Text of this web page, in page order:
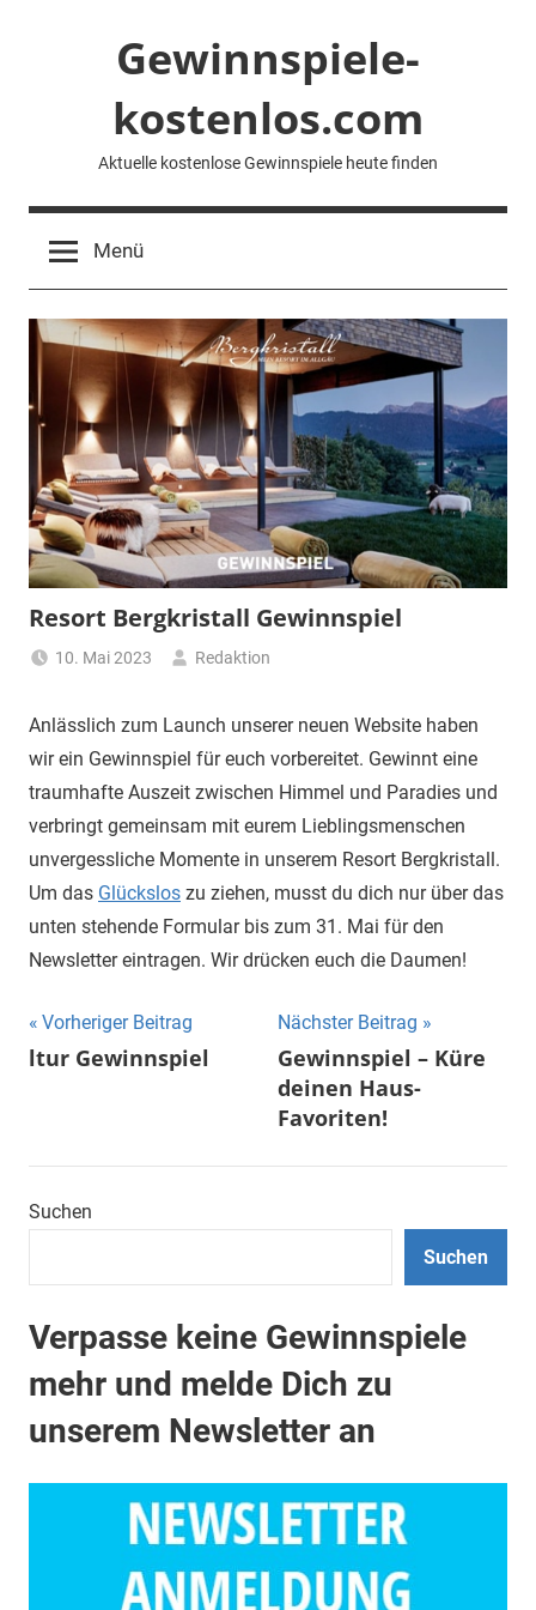
Gewinnspiele-
kostenlos.com
Aktuelle kostenlose Gewinnspiele heute finden
Menü
Resort Bergkristall Gewinnspiel
10. Mai 2023 Redaktion
Anlässlich zum Launch unserer neuen Website haben
wir ein Gewinnspiel für euch vorbereitet. Gewinnt eine
traumhafte Auszeit zwischen Himmel und Paradies und
verbringt gemeinsam mit eurem Lieblingsmenschen
unvergessliche Momente in unserem Resort Bergkristall.
Um das Glückslos zu ziehen, musst du dich nur über das
unten stehende Formular bis zum 31. Mai für den
Newsletter eintragen. Wir drücken euch die Daumen!
Beitragsnavigation
Vorheriger Beitrag
ltur Gewinnspiel
Nächster Beitrag
Gewinnspiel – Küre
deinen Haus-
Favoriten!
Suchen
Suchen
Verpasse keine Gewinnspiele
mehr und melde Dich zu
unserem Newsletter an